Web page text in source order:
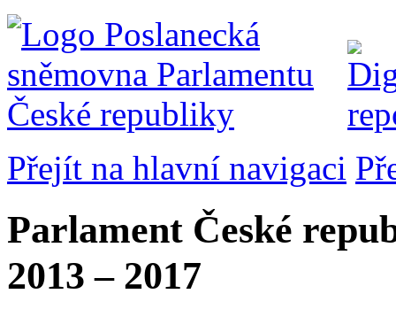
Přejít na hlavní navigaci
Parlament České
2013 – 2017